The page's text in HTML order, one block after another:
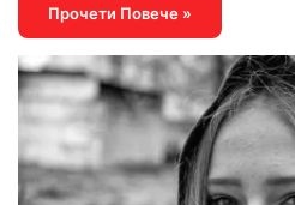
Прочети Повече »